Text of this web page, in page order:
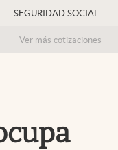
USA
Colombia
SEGURIDAD SOCIAL
Ver más cotizaciones